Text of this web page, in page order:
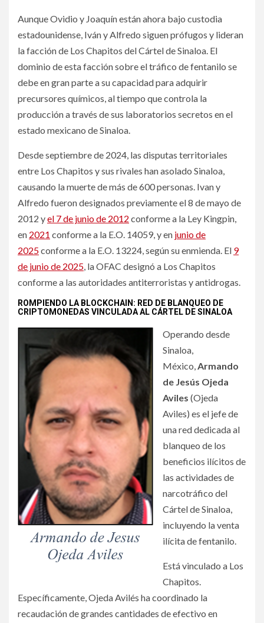
Aunque Ovidio y Joaquín están ahora bajo custodia
estadounidense, Iván y Alfredo siguen prófugos y lideran
la facción de Los Chapitos del Cártel de Sinaloa. El
dominio de esta facción sobre el tráfico de fentanilo se
debe en gran parte a su capacidad para adquirir
precursores químicos, al tiempo que controla la
producción a través de sus laboratorios secretos en el
estado mexicano de Sinaloa.
Desde septiembre de 2024, las disputas territoriales
entre Los Chapitos y sus rivales han asolado Sinaloa,
causando la muerte de más de 600 personas. Ivan y
Alfredo fueron designados previamente el 8 de mayo de
2012 yel 7 de junio de 2012 conforme a la Ley Kingpin,
en 2021 conforme a la E.O. 14059, y en junio de
2025conforme a la E.O. 13224, según su enmienda. El 9
de junio de 2025, la OFAC designó a Los Chapitos
conforme a las autoridades antiterroristas y antidrogas.
ROMPIENDO LA BLOCKCHAIN: RED DE BLANQUEO DE
CRIPTOMONEDAS VINCULADA AL CÁRTEL DE SINALOA
Operando desde
Sinaloa,
México,Armando
de Jesús Ojeda
Aviles (Ojeda
Aviles) es el jefe de
una red dedicada al
blanqueo de los
beneficios ilícitos de
las actividades de
narcotráfico del
Cártel de Sinaloa,
incluyendo la venta
ilícita de fentanilo.
Está vinculado a Los
Chapitos.
Específicamente, Ojeda Avilés ha coordinado la
recaudación de grandes cantidades de efectivo en